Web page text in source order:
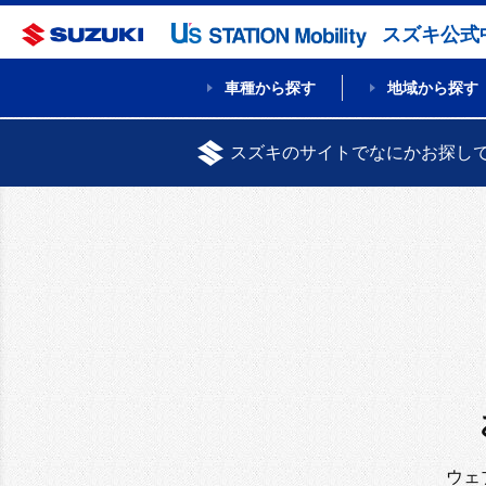
スズキ公式
車種から探す 地域から探す
スズキのサイトでなにかお探し
ウェ